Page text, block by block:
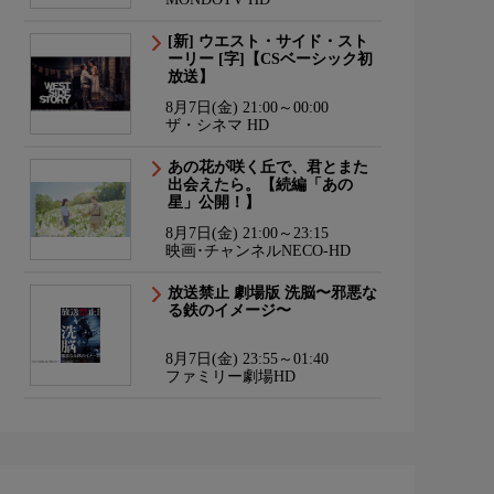
[新] ウエスト・サイド・スト
ーリー [字]【CSベーシック初
放送】
8月7日(金) 21:00～00:00
ザ・シネマ HD
あの花が咲く丘で、君とまた
出会えたら。【続編「あの
星」公開！】
8月7日(金) 21:00～23:15
映画･チャンネルNECO-HD
放送禁止 劇場版 洗脳〜邪悪な
る鉄のイメージ〜
8月7日(金) 23:55～01:40
ファミリー劇場HD